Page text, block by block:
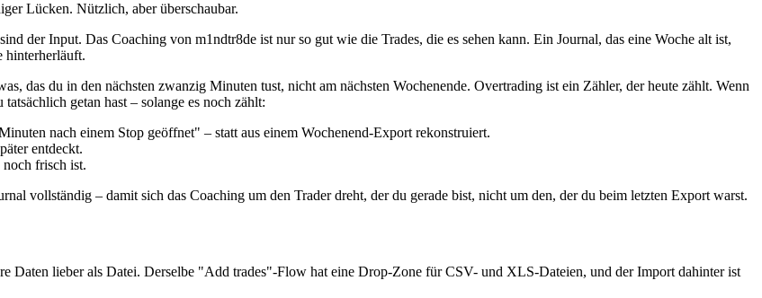
Lücken. Nützlich, aber überschaubar.
der Input. Das Coaching von m1ndtr8de ist nur so gut wie die Trades, die es sehen kann. Ein Journal, das eine Woche alt ist,
hinterherläuft.
das du in den nächsten zwanzig Minuten tust, nicht am nächsten Wochenende. Overtrading ist ein Zähler, der heute zählt. Wenn
getan hast – solange es noch zählt:
nach einem Stop geöffnet" – statt aus einem Wochenend-Export rekonstruiert.
entdeckt.
noch frisch ist.
vollständig – damit sich das Coaching um den Trader dreht, der du gerade bist, nicht um den, der du beim letzten Export warst.
Daten lieber als Datei. Derselbe "Add trades"-Flow hat eine Drop-Zone für CSV- und XLS-Dateien, und der Import dahinter ist